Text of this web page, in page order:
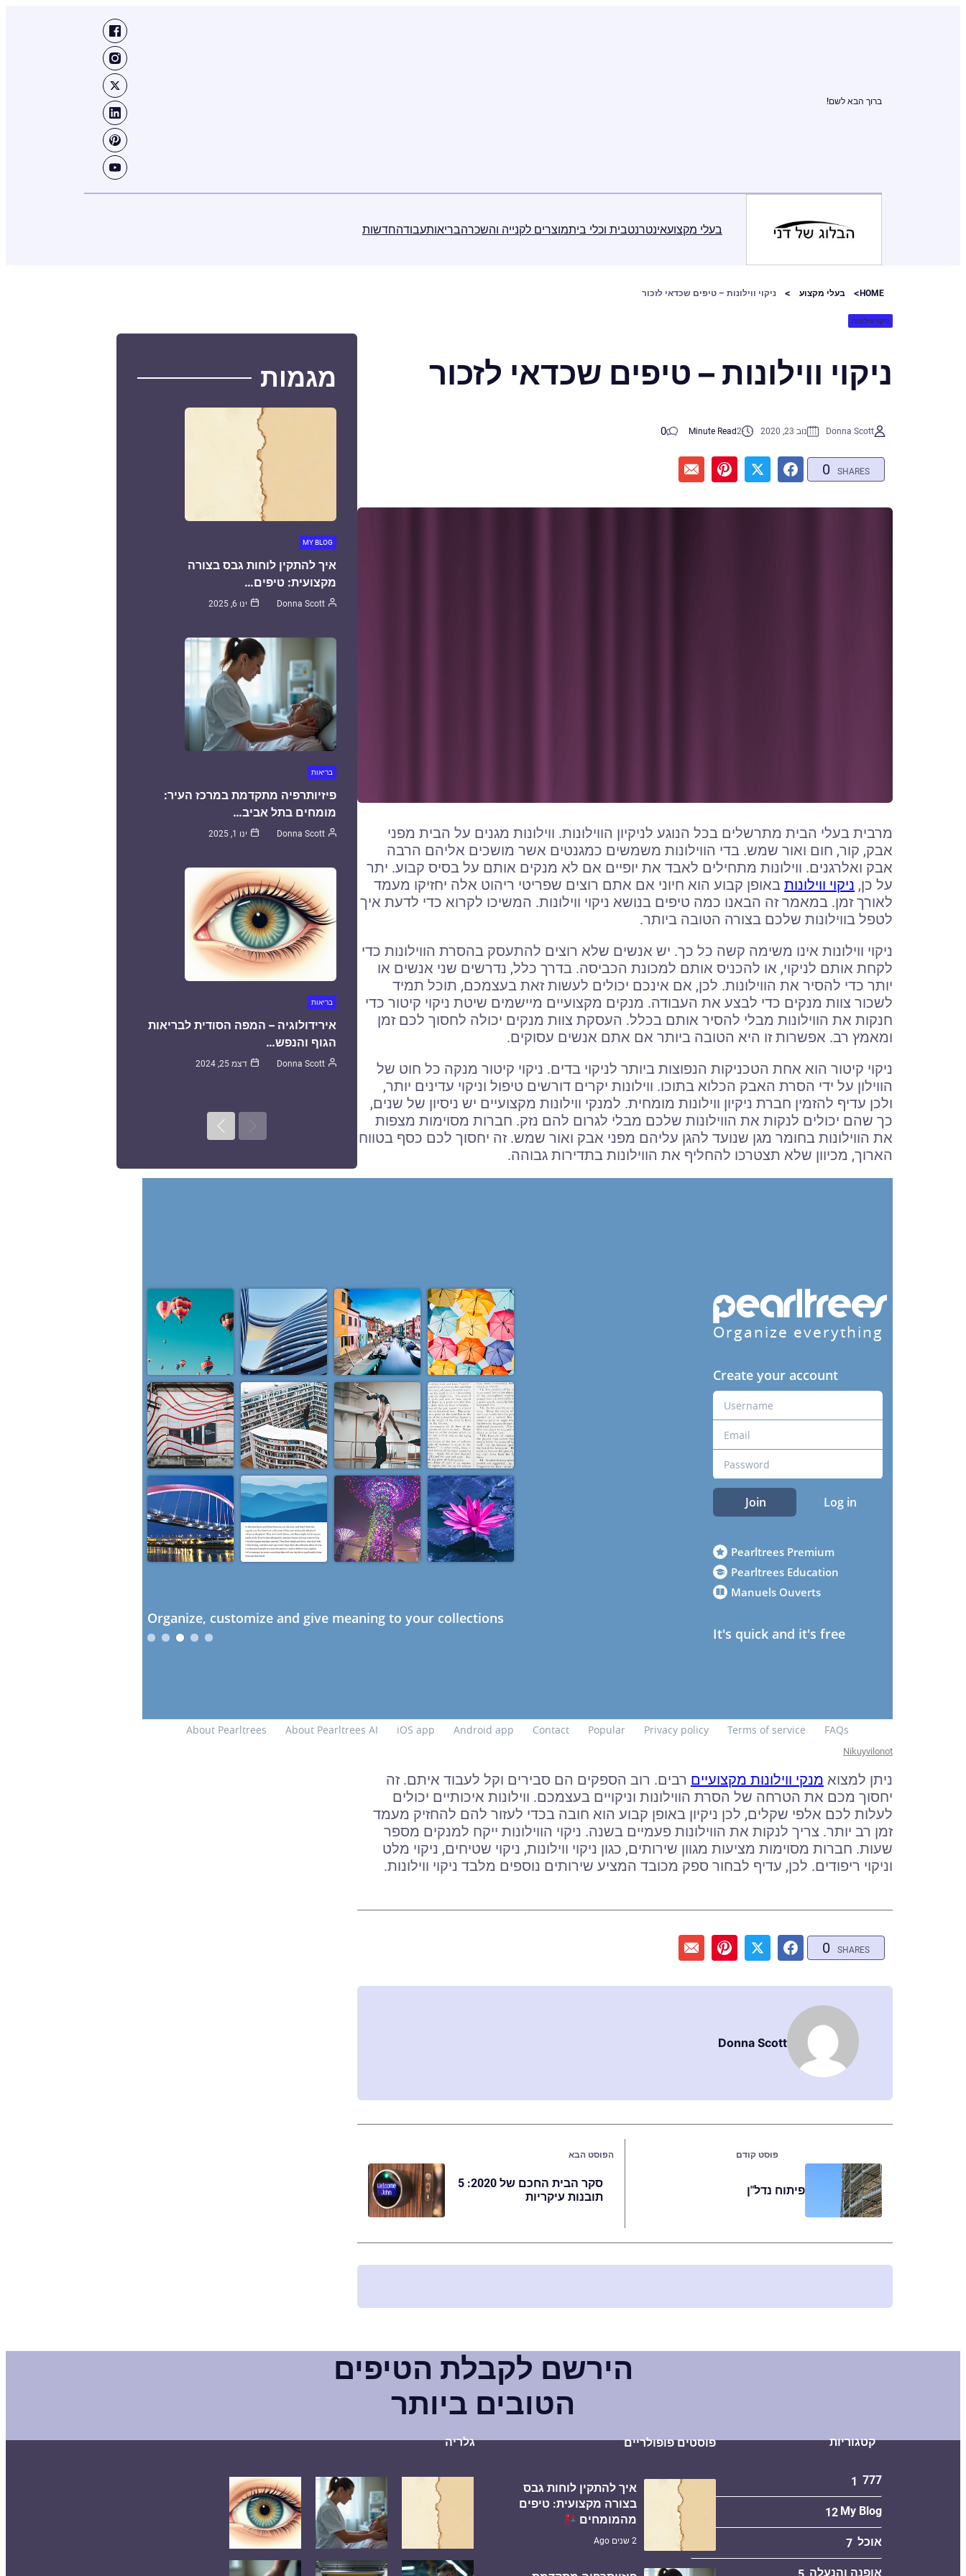
ברוך הבא לשם!
בעלי מקצועאינטרנטבית וכלי ביתמוצרים לקנייה והשכרהבריאותעבודהחדשות
HOME בעלי מקצוע ניקוי ווילונות – טיפים שכדאי לזכור
ניקוי ווילונות
ניקוי ווילונות – טיפים שכדאי לזכור
Donna Scott נוב 23, 2020 2
Minute Read
0
0 SHARES
מרבית בעלי הבית מתרשלים בכל הנוגע לניקיון הווילונות. ווילונות מגנים על הבית מפני
אבק, קור, חום ואור שמש. בדי הווילונות משמשים כמגנטים אשר מושכים אליהם הרבה
אבק ואלרגנים. ווילונות מתחילים לאבד את יופיים אם לא מנקים אותם על בסיס קבוע. יתר
על כן, ניקוי ווילונות באופן קבוע הוא חיוני אם אתם רוצים שפריטי ריהוט אלה יחזיקו מעמד
לאורך זמן. במאמר זה הבאנו כמה טיפים בנושא ניקוי ווילונות. המשיכו לקרוא כדי לדעת איך
לטפל בווילונות שלכם בצורה הטובה ביותר.
ניקוי ווילונות אינו משימה קשה כל כך. יש אנשים שלא רוצים להתעסק בהסרת הווילונות כדי
לקחת אותם לניקוי, או להכניס אותם למכונת הכביסה. בדרך כלל, נדרשים שני אנשים או
יותר כדי להסיר את הווילונות. לכן, אם אינכם יכולים לעשות זאת בעצמכם, תוכל תמיד
לשכור צוות מנקים כדי לבצע את העבודה. מנקים מקצועיים מיישמים שיטת ניקוי קיטור כדי
חנקות את הווילונות מבלי להסיר אותם בכלל. העסקת צוות מנקים יכולה לחסוך לכם זמן
ומאמץ רב. אפשרות זו היא הטובה ביותר אם אתם אנשים עסוקים.
ניקוי קיטור הוא אחת הטכניקות הנפוצות ביותר לניקוי בדים. ניקוי קיטור מנקה כל חוט של
הווילון על ידי הסרת האבק הכלוא בתוכו. ווילונות יקרים דורשים טיפול וניקוי עדינים יותר,
ולכן עדיף להזמין חברת ניקיון ווילונות מומחית. למנקי ווילונות מקצועיים יש ניסיון של שנים,
כך שהם יכולים לנקות את הווילונות שלכם מבלי לגרום להם נזק. חברות מסוימות מצפות
את הווילונות בחומר מגן שנועד להגן עליהם מפני אבק ואור שמש. זה יחסוך לכם כסף בטווח
הארוך, מכיוון שלא תצטרכו להחליף את הווילונות בתדירות גבוהה.
Nikuyvilonot
ניתן למצוא מנקי ווילונות מקצועיים רבים. רוב הספקים הם סבירים וקל לעבוד איתם. זה
יחסוך מכם את הטרחה של הסרת הווילונות וניקויים בעצמכם. ווילונות איכותיים יכולים
לעלות לכם אלפי שקלים, לכן ניקיון באופן קבוע הוא חובה בכדי לעזור להם להחזיק מעמד
זמן רב יותר. צריך לנקות את הווילונות פעמיים בשנה. ניקוי הווילונות ייקח למנקים מספר
שעות. חברות מסוימות מציעות מגוון שירותים, כגון ניקוי ווילונות, ניקוי שטיחים, ניקוי מלט
וניקוי ריפודים. לכן, עדיף לבחור ספק מכובד המציע שירותים נוספים מלבד ניקוי ווילונות.
0 SHARES
Donna Scott
פוסט קודם
פיתוח נדל"ן
הפוסט הבא
סקר הבית החכם של 2020: 5
תובנות עיקריות
מגמות
MY BLOG
איך להתקין לוחות גבס בצורה
מקצועית: טיפים…
Donna Scott ינו 6, 2025
בריאות
פיזיותרפיה מתקדמת במרכז העיר:
מומחים בתל אביב…
Donna Scott ינו 1, 2025
בריאות
אירידולוגיה – המפה הסודית לבריאות
הגוף והנפש…
Donna Scott דצמ 25, 2024
Previous
Next
הירשם לקבלת הטיפים
הטובים ביותר
קטגוריות
777
1
My Blog
12
אוכל 7
אופנה והנעלה
פוסטים פופולריים
איך להתקין לוחות גבס
בצורה מקצועית: טיפים
מהמומחים
2 שנים Ago
גלריה